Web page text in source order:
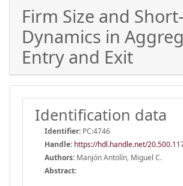
Firm Size and
Dynamics in
Entry and Exit
Identification data
Identifier: PC:4746
Handle: https://hdl.handle.net/
Authors: Manjón Antolín, Miguel C.
Abstract: